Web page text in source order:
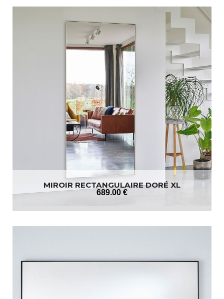
MIROIR RECTANGULAIRE DORÉ XL
689.00 €